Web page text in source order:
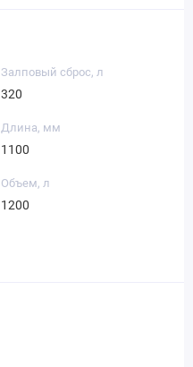
Залповый сброс, л
320
Длина, мм
1100
Объем, л
1200